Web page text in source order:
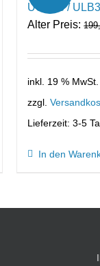
UUEF3 /
Alter Preis:
inkl. 19 % MwSt.
zzgl.
Lieferzeit:3-5
In den